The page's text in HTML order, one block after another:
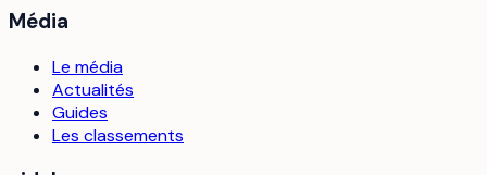
Média
Le média
Actualités
Guides
Les classements